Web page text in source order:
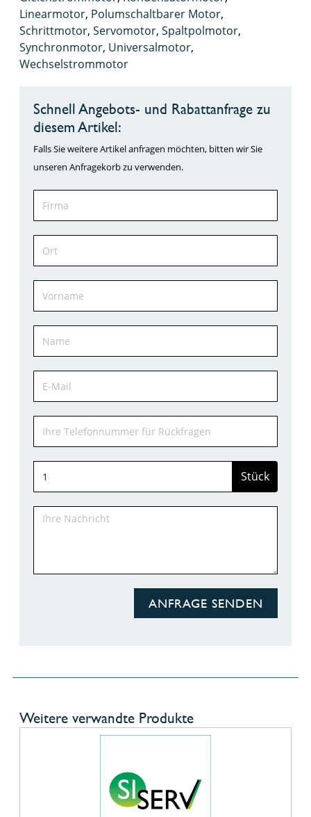
Linearmotor, Polumschaltbarer Motor,
Schrittmotor, Servomotor, Spaltpolmotor,
Synchronmotor, Universalmotor,
Wechselstrommotor
Schnell Angebots- und Rabattanfrage zu
diesem Artikel:
Falls Sie weitere Artikel anfragen möchten, bitten wir Sie
unseren Anfragekorb zu verwenden.
Stück
ANFRAGE SENDEN
Weitere verwandte Produkte